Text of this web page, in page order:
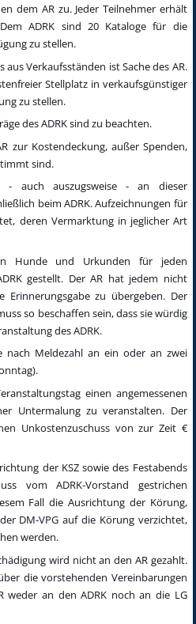
dem AR zu. Jeder Teilnehmer erhält
ADRK sind 20 Kataloge für die
zu stellen.
aus Verkaufsständen ist Sache des AR.
Stellplatz in verkaufsgünstiger
zu stellen.
des ADRK sind zu beachten.
zur Kostendeckung, außer Spenden,
sind.
- auch auszugsweise - an dieser
beim ADRK. Aufzeichnungen für
deren Vermarktung in jeglicher Art
Hunde und Urkunden für jeden
gestellt. Der AR hat jedem nicht
Erinnerungsgabe zu übergeben. Der
so beschaffen sein, dass sie würdig
des ADRK.
nach Meldezahl an ein oder an zwei
einen angemessenen
Untermalung zu veranstalten. Der
Unkostenzuschuss von zur Zeit €
der KSZ sowie des Festabends
vom ADRK-Vorstand gestrichen
Fall die Ausrichtung der Körung,
DM-VPG auf die Körung verzichtet,
werden.
wird nicht an den AR gezahlt.
die vorstehenden Vereinbarungen
weder an den ADRK noch an die LG